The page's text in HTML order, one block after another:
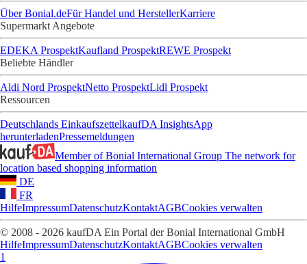
Über Bonial.deFür Handel und HerstellerKarriere
Supermarkt Angebote
EDEKA ProspektKaufland ProspektREWE Prospekt
Beliebte Händler
Aldi Nord ProspektNetto ProspektLidl Prospekt
Ressourcen
Deutschlands EinkaufszettelkaufDA InsightsApp
herunterladenPressemeldungen
Member of Bonial International Group The network for
location based shopping information
DE
FR
HilfeImpressumDatenschutzKontaktAGBCookies verwalten
© 2008 - 2026 kaufDA Ein Portal der Bonial International GmbH
HilfeImpressumDatenschutzKontaktAGBCookies verwalten
1